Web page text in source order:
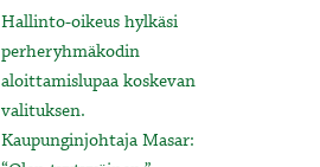
Hallinto-oikeus hylkäsi
perheryhmäkodin
aloittamislupaa koskevan
valituksen.
Kaupunginjohtaja Masar: